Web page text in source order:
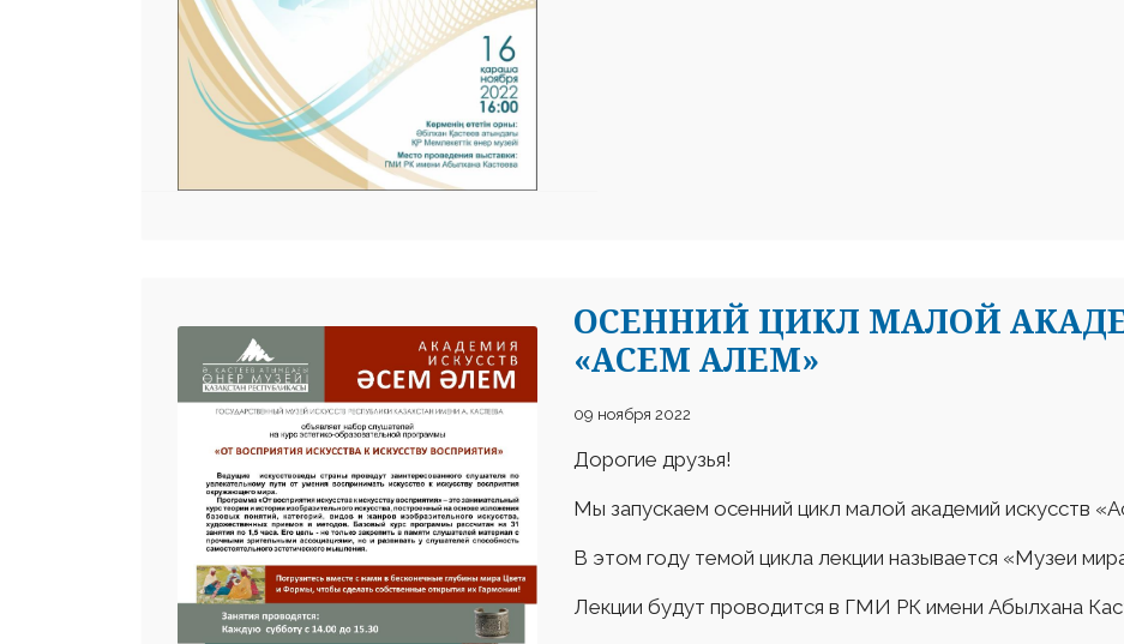
ОСЕННИЙ ЦИКЛ МАЛОЙ
«АСЕМ АЛЕМ»
09 ноября 2022
Дорогие друзья!
Мы запускаем осенний цикл малой академий искусств
В этом году темой цикла лекции называется «Музеи
Лекции будут проводится в ГМИ РК имени Абылхана